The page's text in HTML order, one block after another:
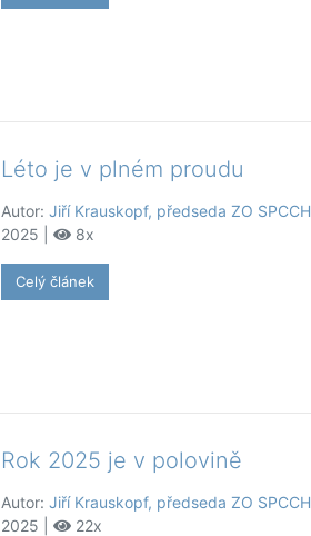
Léto je v plném proudu
Autor: Jiří Krauskopf, předseda ZO SPCCH
2025 |
8x
Celý článek
Rok 2025 je v polovině
Autor: Jiří Krauskopf, předseda ZO SPCCH
2025 |
22x